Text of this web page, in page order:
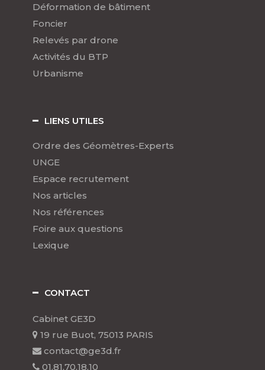
Déformation de bâtiment
Foncier
Relevés par drone
Activités du BTP
Urbanisme
LIENS UTILES
Ordre des Géomètres-Experts
UNGE
Espace recrutement
Nos articles
Nos références
Foire aux questions
Lexique
CONTACT
Cabinet GE3D
19 rue Buot, 75013 PARIS
contact@ge3d.fr
01.81.70.18.10